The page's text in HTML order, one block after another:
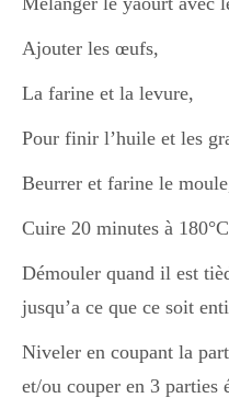
Ajouter les œufs,
La farine et la levure,
Pour finir l’huile et les
Beurrer et farine le
Cuire 20 minutes à
Démouler quand il est
jusqu’a ce que ce soit
Niveler en coupant la
et/ou couper en 3 parties